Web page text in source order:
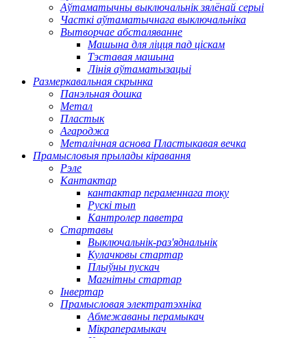
Аўтаматычны выключальнік зялёнай серыі
Часткі аўтаматычнага выключальніка
Вытворчае абсталяванне
Машына для ліцця пад ціскам
Тэставая машына
Лінія аўтаматызацыі
Размеркавальная скрынка
Панэльная дошка
Метал
Пластык
Агароджа
Металічная аснова Пластыкавая вечка
Прамысловыя прылады кіравання
Рэле
Кантактар
кантактар ​​пераменнага току
Рускі тып
Кантролер паветра
Стартавы
Выключальнік-раз'яднальнік
Кулачковы стартар
Плыўны пускач
Магнітны стартар
Інвертар
Прамысловая электратэхніка
Абмежаваны перамыкач
Мікраперамыкач